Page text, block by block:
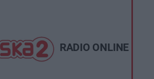
RADIO ONLINE